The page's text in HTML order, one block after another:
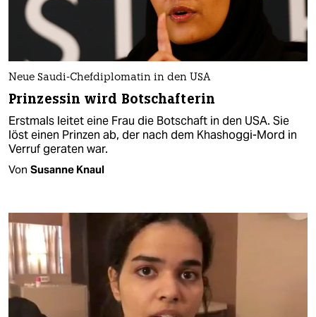
Neue Saudi-Chefdiplomatin in den USA
Prinzessin wird Botschafterin
Erstmals leitet eine Frau die Botschaft in den USA. Sie
löst einen Prinzen ab, der nach dem Khashoggi-Mord in
Verruf geraten war.
Von Susanne Knaul